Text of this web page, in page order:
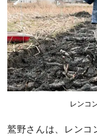
レンコ
鷲野さんは、レンコ